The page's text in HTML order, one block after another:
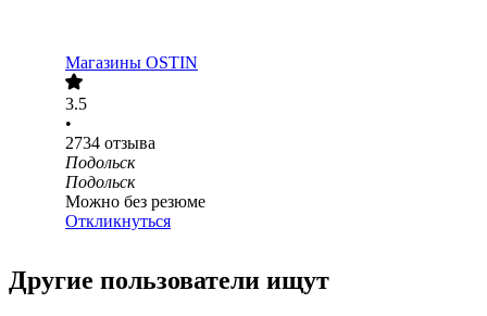
Магазины OSTIN
3.5
•
2734 отзыва
Подольск
Подольск
Можно без резюме
Откликнуться
Другие пользователи ищут